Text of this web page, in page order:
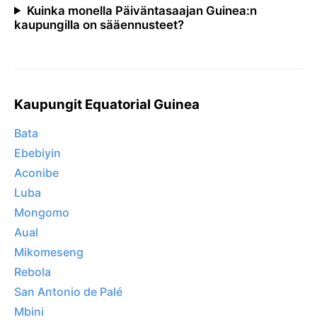
Kuinka monella Päiväntasaajan Guinea:n
kaupungilla on sääennusteet?
Kaupungit Equatorial Guinea
Bata
Ebebiyin
Aconibe
Luba
Mongomo
Aual
Mikomeseng
Rebola
San Antonio de Palé
Mbini